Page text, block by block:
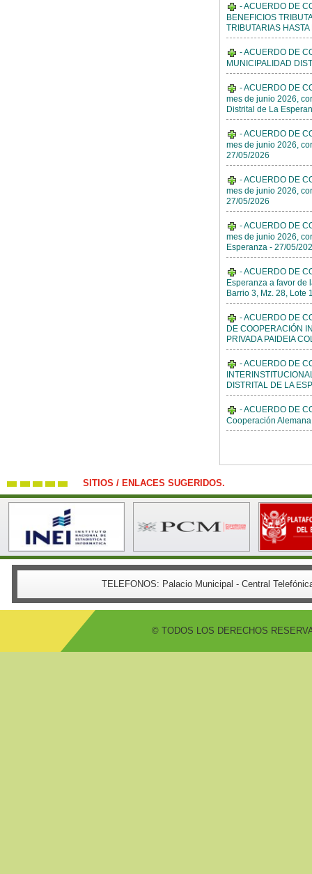
- ACUERDO DE
BENEFICIOS
TRIBUTARIAS
- ACUERDO DE
MUNICIPALIDAD
- ACUERDO DE
mes de junio 2026,
Distrital de La
- ACUERDO DE
mes de junio 2026,
27/05/2026
- ACUERDO DE
mes de junio 2026,
27/05/2026
- ACUERDO DE
mes de junio 2026,
Esperanza - 27/05/
- ACUERDO DE
Esperanza a favor de
Barrio 3, Mz. 28, Lote
- ACUERDO DE
DE COOPERACIÓN
PRIVADA PAIDEIA
- ACUERDO DE
DISTRITAL DE LA
- ACUERDO DE
Cooperación
SITIOS / ENLACES SUGERIDOS.
TELEFONOS: Palacio Municipal - Central
© TODOS LOS DERECHOS